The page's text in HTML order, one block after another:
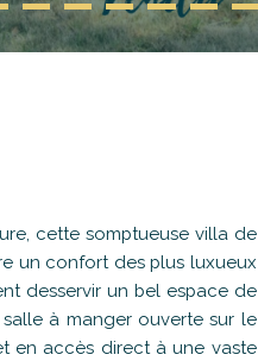
cette somptueuse villa de
un confort des plus luxueux
desservir un bel espace de
salle à manger ouverte sur le
en accès direct à une vaste